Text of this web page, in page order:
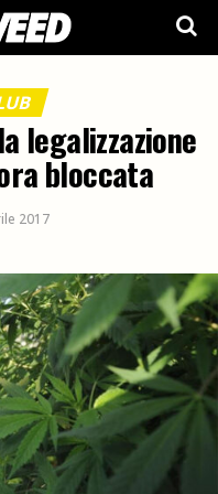
legalizzazione
bloccata
2017